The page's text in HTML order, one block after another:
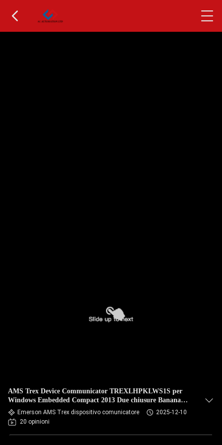
AMS Trex Device Communicator TREXLHPKLWS1S per
Windows Embedded Compact 2013 Due chiusure Banana
JackEmerson AMS Trex dispositivo comunicatore
2025-12-10
20 opinioni